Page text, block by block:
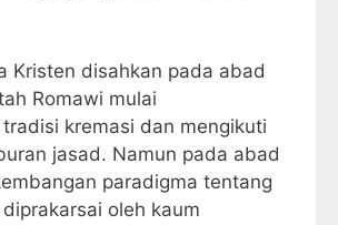
Kristen disahkan pada abad
Romawi mulai
kremasi dan mengikuti
jasad. Namun pada abad
paradigma tentang
oleh kaum